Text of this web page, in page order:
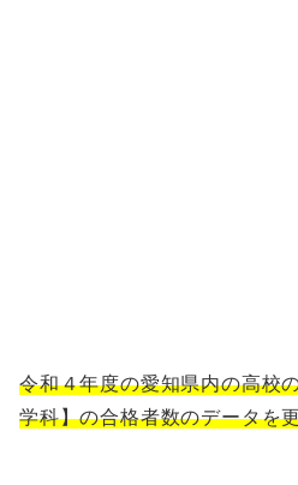
令和４年度の愛知県内の高校
学科】の合格者数のデータを